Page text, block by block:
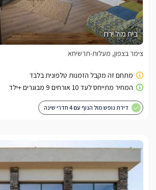
בית מול ירח
צימר בצפון, מעלות-תרשיחא
דירת נופש מול הנוף עם 4 חדרי שינה